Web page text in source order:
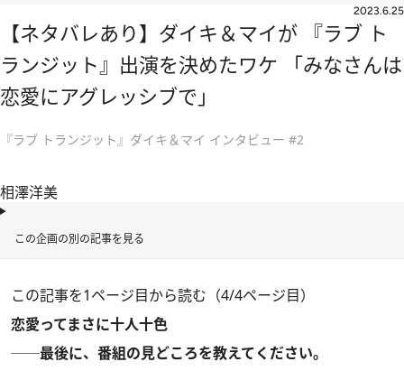
2023.6.25
【ネタバレあり】ダイキ＆マイが 『ラブ ト
ランジット』出演を決めたワケ 「みなさんは
恋愛にアグレッシブで」
『ラブ トランジット』ダイキ＆マイ インタビュー #2
相澤洋美
この企画の別の記事を見る
この記事を1ページ目から読む（4/4ページ目）
恋愛ってまさに十人十色
──最後に、番組の見どころを教えてください。